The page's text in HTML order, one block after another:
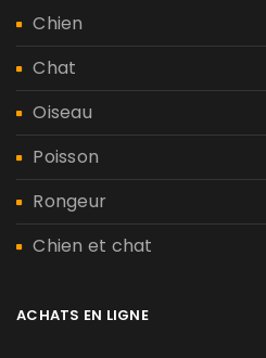
Chien
Chat
Oiseau
Poisson
Rongeur
Chien et chat
ACHATS EN LIGNE